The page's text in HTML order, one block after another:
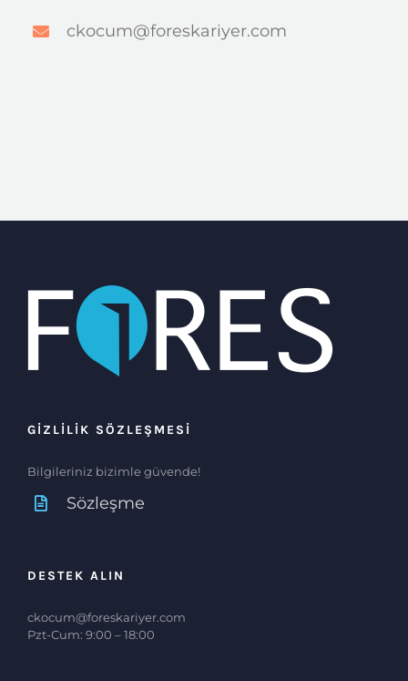
ckocum@foreskariyer.com
GİZLİLİK SÖZLEŞMESİ
Bilgileriniz bizimle güvende!
Sözleşme
DESTEK ALIN
ckocum@foreskariyer.com
Pzt-Cum: 9:00 – 18:00